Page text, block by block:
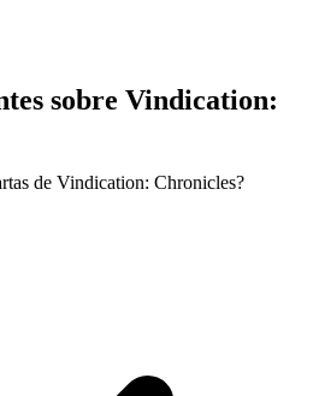
sobre Vindication:
de Vindication: Chronicles?